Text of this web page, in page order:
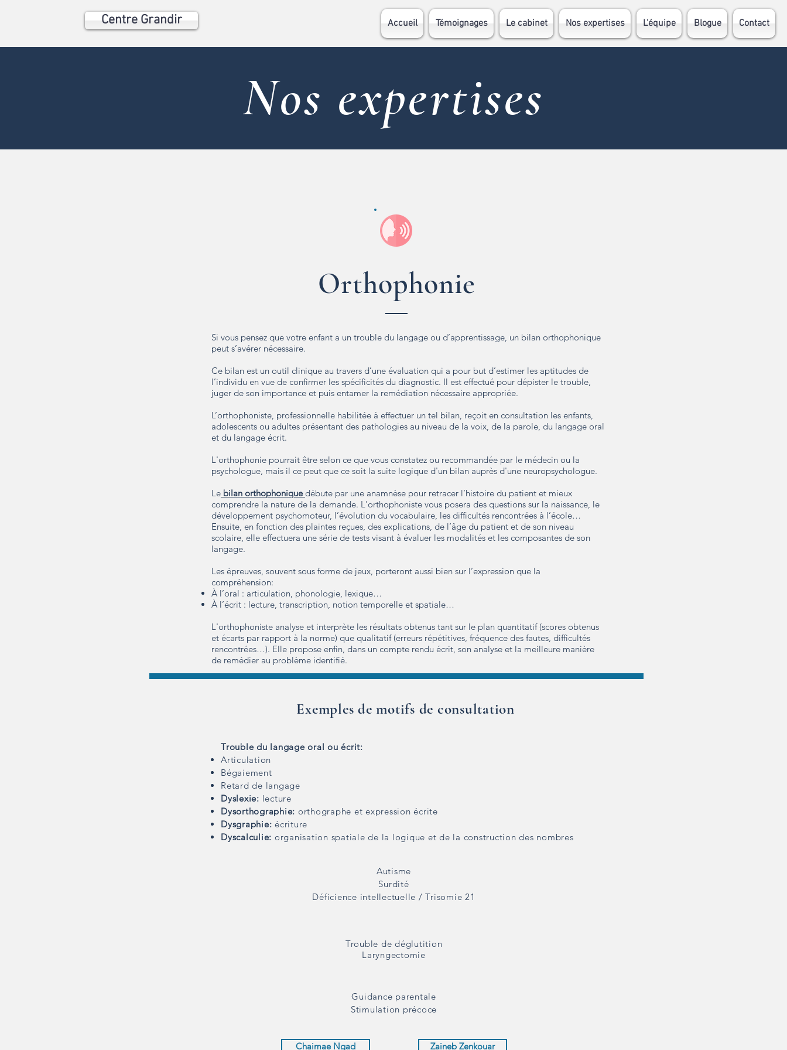
Centre Grandir Accueil Témoignages Le cabinet Nos expertises L'équipe Blogue Contact
Nos expertises
Orthophonie
Si vous pensez que votre enfant a un trouble du langage ou d’apprentissage, un bilan orthophonique
peut s’avérer nécessaire.
Ce bilan est un outil clinique au travers d’une évaluation qui a pour but d’estimer les aptitudes de
l’individu en vue de confirmer les spécificités du diagnostic. Il est effectué pour dépister le trouble,
juger de son importance et puis entamer la remédiation nécessaire appropriée.
L’orthophoniste, professionnelle habilitée à effectuer un tel bilan, reçoit en consultation les enfants,
adolescents ou adultes présentant des pathologies au niveau de la voix, de la parole, du langage oral
et du langage écrit.
L'orthophonie pourrait être selon ce que vous constatez ou recommandée par le médecin ou la
psychologue, mais il ce peut que ce soit la suite logique d'un bilan auprès d'une neuropsychologue.
Le bilan orthophonique débute par une anamnèse pour retracer l’histoire du patient et mieux
comprendre la nature de la demande. L'orthophoniste vous posera des questions sur la naissance, le
développement psychomoteur, l’évolution du vocabulaire, les difficultés rencontrées à l’école…
Ensuite, en fonction des plaintes reçues, des explications, de l’âge du patient et de son niveau
scolaire, elle effectuera une série de tests visant à évaluer les modalités et les composantes de son
langage.
Les épreuves, souvent sous forme de jeux, porteront aussi bien sur l’expression que la
compréhension:
À l’oral : articulation, phonologie, lexique…
À l’écrit : lecture, transcription, notion temporelle et spatiale…
L'orthophoniste analyse et interprète les résultats obtenus tant sur le plan quantitatif (scores obtenus
et écarts par rapport à la norme) que qualitatif (erreurs répétitives, fréquence des fautes, difficultés
rencontrées…). Elle propose enfin, dans un compte rendu écrit, son analyse et la meilleure manière
de remédier au problème identifié.
Exemples de motifs de consultation
Trouble du langage oral ou écrit:
Articulation
Bégaiement
Retard de langage
Dyslexie: lecture
Dysorthographie: orthographe et expression écrite
Dysgraphie: écriture
Dyscalculie: organisation spatiale de la logique et de la construction des nombres
Autisme
Surdité
Déficience intellectuelle / Trisomie 21
Trouble de déglutition
Laryngectomie
Guidance parentale
Stimulation précoce
Chaimae Ngad Zaineb Zenkouar